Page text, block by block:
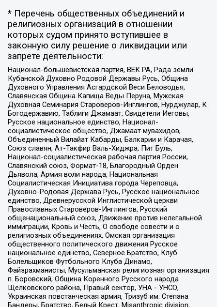
* Перечень общественных объединений и
религиозных организаций в отношении
которых судом принято вступившее в
законную силу решение о ликвидации или
запрете деятельности:
Национал-большевистская партия, ВЕК РА, Рада земли
Кубанской Духовно Родовой Державы Русь, Община
Духовного Управления Асгардской Веси Беловодья,
Славянская Община Капища Веды Перуна, Мужская
Духовная Семинария Староверов-Инглингов, Нурджулар, К
Богодержавию, Таблиги Джамаат, Свидетели Иеговы,
Русское национальное единство, Национал-
социалистическое общество, Джамаат мувахидов,
Объединенный Вилайат Кабарды, Балкарии и Карачая,
Союз славян, Ат-Такфир Валь-Хиджра, Пит Буль,
Национал-социалистическая рабочая партия России,
Славянский союз, Формат-18, Благородный Орден
Дьявола, Армия воли народа, Национальная
Социалистическая Инициатива города Череповца,
Духовно-Родовая Держава Русь, Русское национальное
единство, Древнерусской Инглистической церкви
Православных Староверов-Инглингов, Русский
общенациональный союз, Движение против нелегальной
иммиграции, Кровь и Честь, О свободе совести и о
религиозных объединениях, Омская организация
общественного политического движения Русское
национальное единство, Северное Братство, Клуб
Болельщиков Футбольного Клуба Динамо,
Файзрахманисты, Мусульманская религиозная организация
п. Боровский, Община Коренного Русского народа
Щелковского района, Правый сектор, УНА - УНСО,
Украинская повстанческая армия, Тризуб им. Степана
Бандеры, Братство, Белый Крест, Misanthropic division,